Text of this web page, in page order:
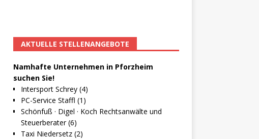
AKTUELLE STELLENANGEBOTE
Namhafte Unternehmen in Pforzheim
suchen Sie!
Intersport Schrey (4)
PC-Service Staffl (1)
Schönfuß · Digel · Koch Rechtsanwälte und
Steuerberater (6)
Taxi Niedersetz (2)